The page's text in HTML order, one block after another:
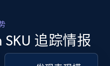
policy, and more.
立即开始
追踪情报